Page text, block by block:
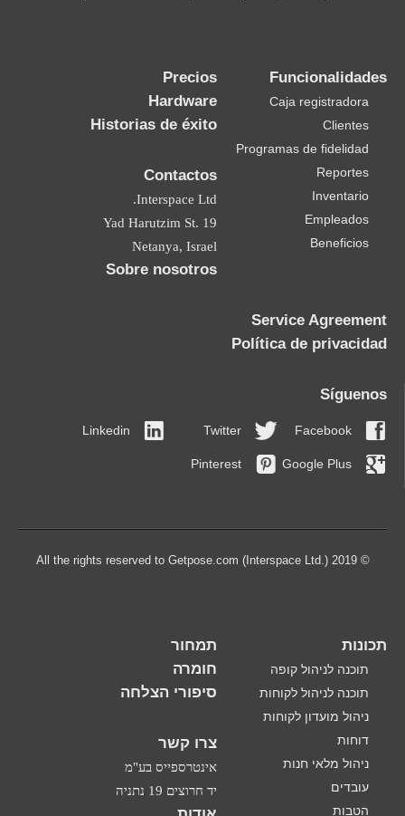
Funcionalidades
Caja registradora
Clientes
Programas de fidelidad
Reportes
Inventario
Empleados
Beneficios
Precios
Hardware
Historias de éxito
Contactos
Interspace Ltd.
19 Yad Harutzim St.
Netanya, Israel
Sobre nosotros
Service Agreement
Política de privacidad
Síguenos
Facebook
Twitter
Linkedin
Google Plus
Pinterest
© 2019 All the rights reserved to Getpose.com (Interspace Ltd.)
תכונות
תוכנה לניהול קופה
תוכנה לניהול לקוחות
ניהול מועדון לקוחות
דוחות
ניהול מלאי חנות
עובדים
הטבות
תמחור
חומרה
סיפורי הצלחה
צרו קשר
אינטרספייס בע"מ
יד חרוצים 19 נתניה